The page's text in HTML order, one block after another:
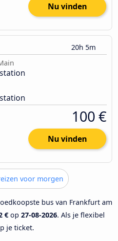
Nu vinden
20h 5m
100 €
Nu vinden
voor morgen
bus van Frankfurt am
€ op 27-08-2026. Als je flexibel
je ticket.